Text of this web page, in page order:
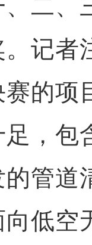
二、
记者
的项
，包
的管道
向低空